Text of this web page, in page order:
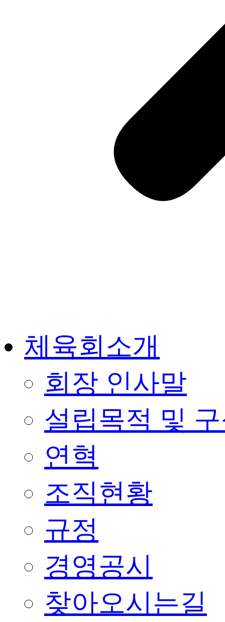
체육회소개
회장 인사말
설립목적 및
연혁
조직현황
규정
경영공시
찾아오시는길